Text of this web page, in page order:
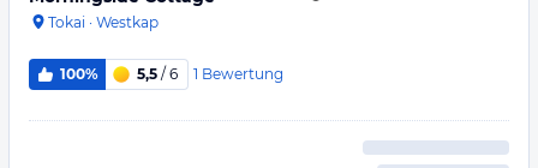
Tokai · Westkap
100% 5,5 / 6 1 Bewertung